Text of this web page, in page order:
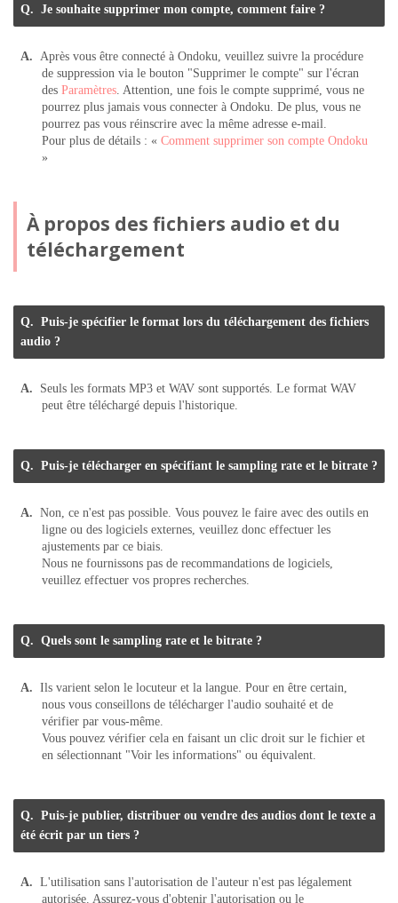
Je souhaite supprimer mon compte, comment faire ?
Après vous être connecté à Ondoku, veuillez suivre la procédure
de suppression via le bouton "Supprimer le compte" sur l'écran
des Paramètres. Attention, une fois le compte supprimé, vous ne
pourrez plus jamais vous connecter à Ondoku. De plus, vous ne
pourrez pas vous réinscrire avec la même adresse e-mail.
Pour plus de détails : « Comment supprimer son compte Ondoku
»
À propos des fichiers audio et du
téléchargement
Puis-je spécifier le format lors du téléchargement des fichiers
audio ?
Seuls les formats MP3 et WAV sont supportés. Le format WAV
peut être téléchargé depuis l'historique.
Puis-je télécharger en spécifiant le sampling rate et le bitrate ?
Non, ce n'est pas possible. Vous pouvez le faire avec des outils en
ligne ou des logiciels externes, veuillez donc effectuer les
ajustements par ce biais.
Nous ne fournissons pas de recommandations de logiciels,
veuillez effectuer vos propres recherches.
Quels sont le sampling rate et le bitrate ?
Ils varient selon le locuteur et la langue. Pour en être certain,
nous vous conseillons de télécharger l'audio souhaité et de
vérifier par vous-même.
Vous pouvez vérifier cela en faisant un clic droit sur le fichier et
en sélectionnant "Voir les informations" ou équivalent.
Puis-je publier, distribuer ou vendre des audios dont le texte a
été écrit par un tiers ?
L'utilisation sans l'autorisation de l'auteur n'est pas légalement
autorisée. Assurez-vous d'obtenir l'autorisation ou le